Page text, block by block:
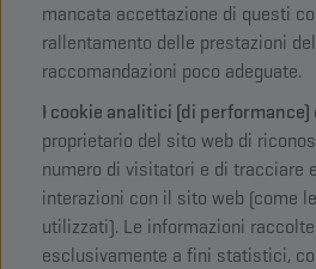
mancata accettazione di questi
rallentamento delle prestazioni
raccomandazioni poco adeguate.
I cookie analitici (di performance)
proprietario del sito web di
numero di visitatori e di tracciare
interazioni con il sito web (come
utilizzati). Le informazioni
esclusivamente a fini statistici,